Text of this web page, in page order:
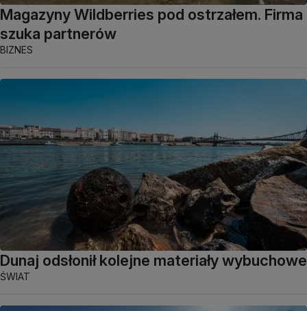
Magazyny Wildberries pod ostrzałem. Firma
szuka partnerów
BIZNES
Dunaj odsłonił kolejne materiały wybuchowe
ŚWIAT